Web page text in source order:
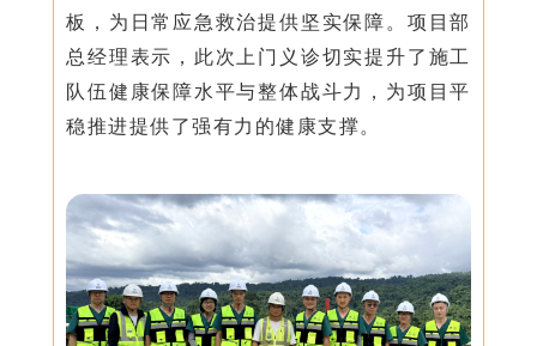
板，为日常应急救治提供坚实保障。项目部
总经理表示，此次上门义诊切实提升了施工
队伍健康保障水平与整体战斗力，为项目平
稳推进提供了强有力的健康支撑。